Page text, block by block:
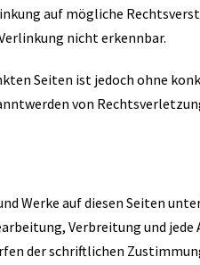
auf mögliche
nicht erkennbar.
Seiten ist jedoch ohne
von
Werke auf diesen Seiten
Verbreitung und jede
der schriftlichen